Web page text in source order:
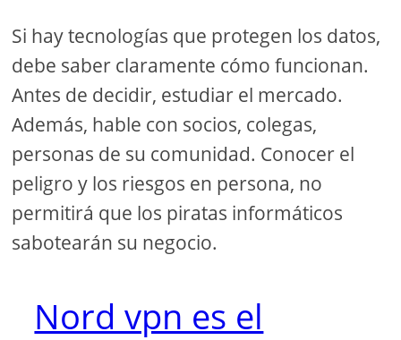
Si hay tecnologías que protegen los datos,
debe saber claramente cómo funcionan.
Antes de decidir, estudiar el mercado.
Además, hable con socios, colegas,
personas de su comunidad. Conocer el
peligro y los riesgos en persona, no
permitirá que los piratas informáticos
sabotearán su negocio.
Nord vpn es el